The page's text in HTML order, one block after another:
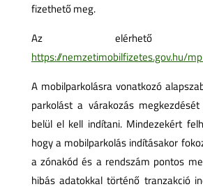
fizethető meg.
Az elérhető
https://nemzetimobilfizetes.gov.hu/
A mobilparkolásra vonatkozó
parkolást a várakozás
belül el kell indítani. Mindezekért
hogy a mobilparkolás indításakor
a zónakód és a rendszám pontos
hibás adatokkal történő tranzakció